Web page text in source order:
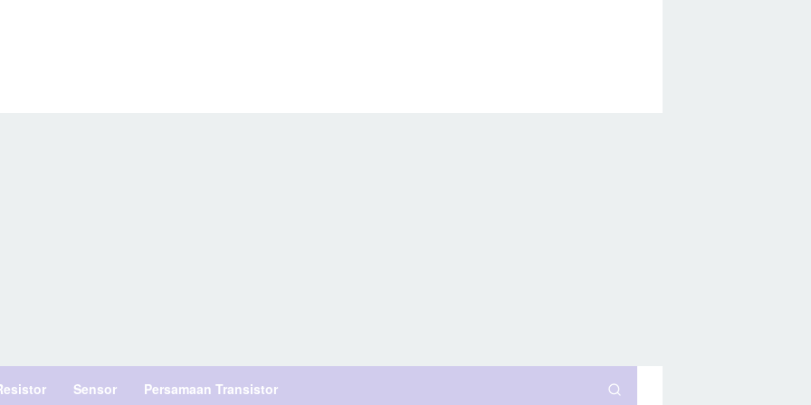
Sensor Persamaan Transistor